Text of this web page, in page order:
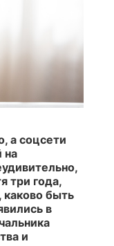
а соцсети
на
три года,
каково быть
в
и